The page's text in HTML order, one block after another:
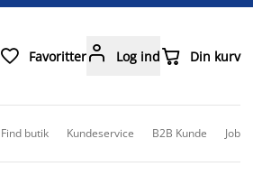
 Favoritter Log ind Din kurv
Find butik Kundeservice B2B Kunde Job